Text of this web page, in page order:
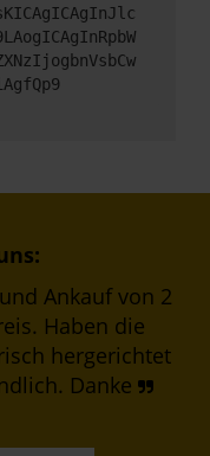
Ankauf von 2
Haben die
hergerichtet
Danke